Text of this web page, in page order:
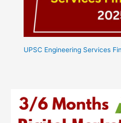
UPSC Engineering Services